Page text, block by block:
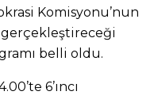
Komisyonu’nun
belli oldu.
6’ıncı